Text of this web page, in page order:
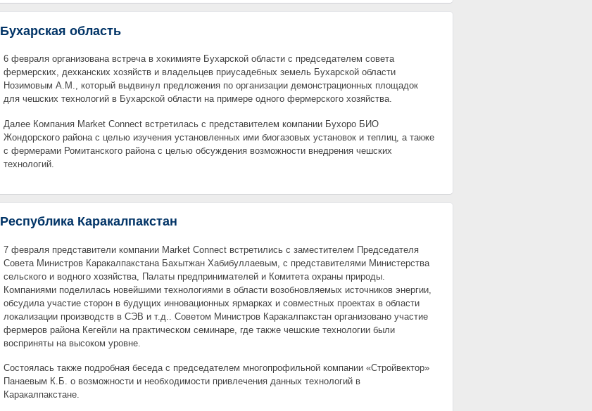
Бухарская область
6 февраля организована встреча в хокимияте Бухарской области с председателем совета
фермерских, дехканских хозяйств и владельцев приусадебных земель Бухарской области
Нозимовым А.М., который выдвинул предложения по организации демонстрационных площадок
для чешских технологий в Бухарской области на примере одного фермерского хозяйства.
Далее Компания Market Connect встретилась с представителем компании Бухоро БИО
Жондорского района с целью изучения установленных ими биогазовых установок и теплиц, а также
с фермерами Ромитанского района с целью обсуждения возможности внедрения чешских
технологий.
Республика Каракалпакстан
7 февраля представители компании Market Connect встретились с заместителем Председателя
Совета Министров Каракалпакстана Бахытжан Хабибуллаевым, с представителями Министерства
сельского и водного хозяйства, Палаты предпринимателей и Комитета охраны природы.
Компаниями поделилась новейшими технологиями в области возобновляемых источников энергии,
обсудила участие сторон в будущих инновационных ярмарках и совместных проектах в области
локализации производств в СЭВ и т.д.. Советом Министров Каракалпакстан организовано участие
фермеров района Кегейли на практическом семинаре, где также чешские технологии были
восприняты на высоком уровне.
Состоялась также подробная беседа с председателем многопрофильной компании «Cтройвектор»
Панаевым К.Б. о возможности и необходимости привлечения данных технологий в
Каракалпакстане.